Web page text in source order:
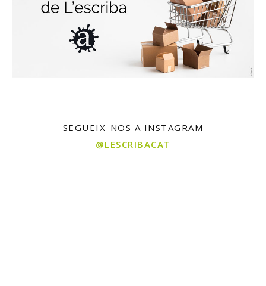
SEGUEIX-NOS A INSTAGRAM
@LESCRIBACAT